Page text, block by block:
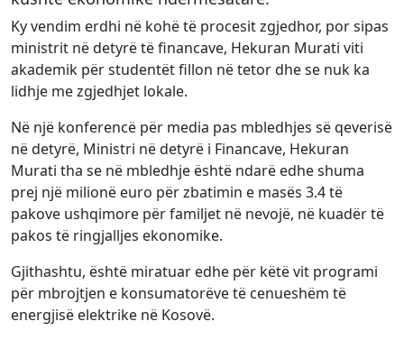
Ky vendim erdhi në kohë të procesit zgjedhor, por sipas
ministrit në detyrë të financave, Hekuran Murati viti
akademik për studentët fillon në tetor dhe se nuk ka
lidhje me zgjedhjet lokale.
Në një konferencë për media pas mbledhjes së qeverisë
në detyrë, Ministri në detyrë i Financave, Hekuran
Murati tha se në mbledhje është ndarë edhe shuma
prej një milionë euro për zbatimin e masës 3.4 të
pakove ushqimore për familjet në nevojë, në kuadër të
pakos të ringjalljes ekonomike.
Gjithashtu, është miratuar edhe për këtë vit programi
për mbrojtjen e konsumatorëve të cenueshëm të
energjisë elektrike në Kosovë.